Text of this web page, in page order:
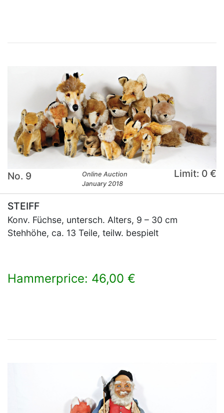
No. 9
Online Auction
January 2018
Limit: 0 €
STEIFF
Konv. Füchse, untersch. Alters, 9 – 30 cm
Stehhöhe, ca. 13 Teile, teilw. bespielt
Hammerprice: 46,00 €